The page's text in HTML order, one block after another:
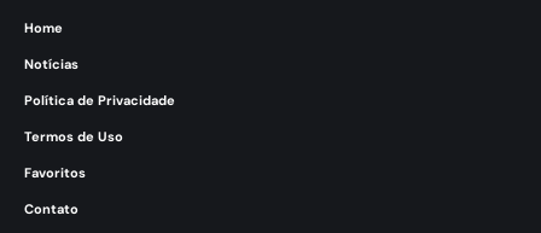
Home
Notícias
Política de Privacidade
Termos de Uso
Favoritos
Contato